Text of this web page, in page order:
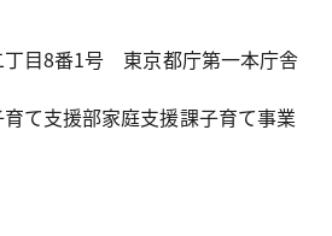
丁目8番1号 東京都庁第一本庁舎
て支援部家庭支援課子育て事業